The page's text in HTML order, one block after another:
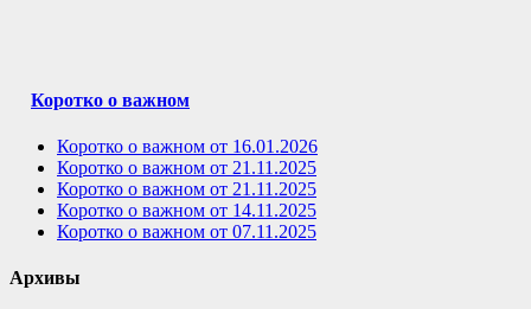
Коротко о важном
Коротко о важном от 16.01.2026
Коротко о важном от 21.11.2025
Коротко о важном от 21.11.2025
Коротко о важном от 14.11.2025
Коротко о важном от 07.11.2025
Архивы